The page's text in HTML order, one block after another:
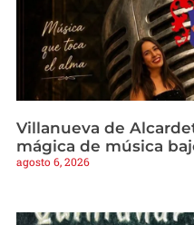
Villanueva de
mágica de música
agosto 6, 2026